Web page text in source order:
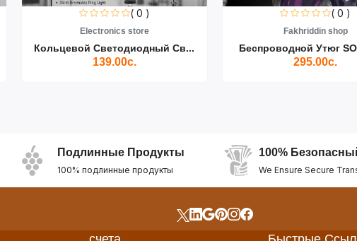
( 0 )
Electronics store
Кольцевой Светодиодный Св...
139.00с.
( 0 )
Fakhriddin shop
Беспроводной Утюг
295.00с.
Подлинные Продукты
100% подлинные продукты
100%
We Ensure Secure